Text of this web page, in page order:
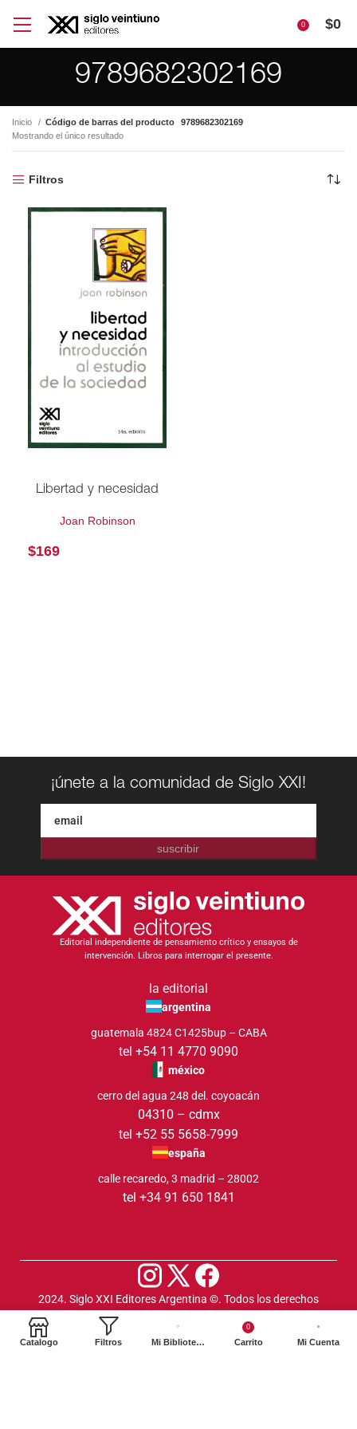
0 $0
9789682302169
Inicio Código de barras del producto
9789682302169
Mostrando el único resultado
Filtros
Libertad y necesidad
Joan Robinson
$169
¡únete a la comunidad de Siglo XXI!
suscribir
Editorial independiente de pensamiento crítico y ensayos de
intervención. Libros para interrogar el presente.
la editorial
argentina
guatemala 4824 C1425bup – CABA
tel +54 11 4770 9090
méxico
cerro del agua 248 del. coyoacán
04310 – cdmx
tel +52 55 5658-7999
españa
calle recaredo, 3 madrid – 28002
tel +34 91 650 1841
2024. Siglo XXI Editores Argentina ©️. Todos los derechos
Catalogo Filtros Mi Biblioteca
0
Carrito Mi Cuenta